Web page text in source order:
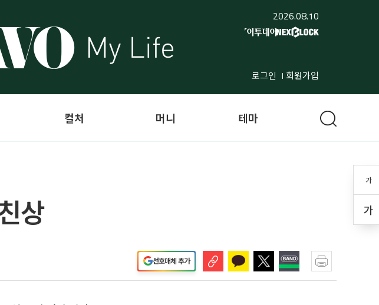
2026.08.10
로그인 회원가입
가
가
컬처 머니 테마
상
선호매체 추가